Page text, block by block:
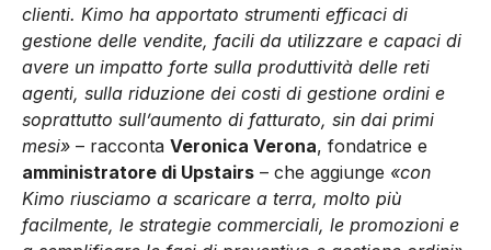
clienti. Kimo ha apportato strumenti efficaci di
gestione delle vendite, facili da utilizzare e capaci di
avere un impatto forte sulla produttività delle reti
agenti, sulla riduzione dei costi di gestione ordini e
soprattutto sull’aumento di fatturato, sin dai primi
mesi» – racconta Veronica Verona, fondatrice e
amministratore di Upstairs – che aggiunge «con
Kimo riusciamo a scaricare a terra, molto più
facilmente, le strategie commerciali, le promozioni e